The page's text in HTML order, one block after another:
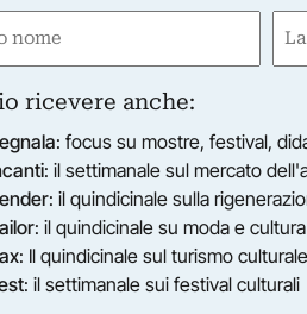
ansia di felicità.
sottile; come gli altri
si risolva nell'universo
di nudi colti nel
sfera dell'Eros si estende
il corpo, quel
Non dunque le
lo ripetiamo, i corpi i
scorrere. [...]
uno spazio giovane e
ricevere anche:
: focus su mostre, festival,
: il settimanale sul mercato
: il quindicinale sulla
: il quindicinale su moda e cultura
: Il quindicinale sul turismo culturale
: il settimanale sui festival culturali